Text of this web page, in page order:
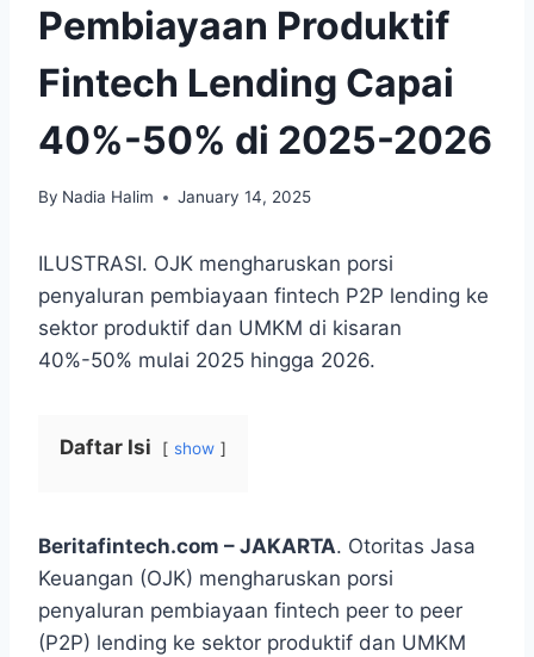
Pembiayaan Produktif
Fintech Lending Capai
40%-50% di 2025-2026
By Nadia Halim January 14, 2025
ILUSTRASI. OJK mengharuskan porsi
penyaluran pembiayaan fintech P2P lending ke
sektor produktif dan UMKM di kisaran
40%-50% mulai 2025 hingga 2026.
Daftar Isi show
Beritafintech.com – JAKARTA. Otoritas Jasa
Keuangan (OJK) mengharuskan porsi
penyaluran pembiayaan fintech peer to peer
(P2P) lending ke sektor produktif dan UMKM